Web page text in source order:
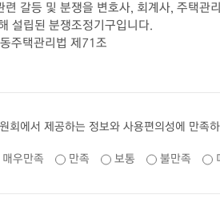
련 갈등 및 분쟁을 변호사, 회계사, 주택
설립된 분쟁조정기구입니다.
주택관리법 제71조
회에서 제공하는 정보와 사용편의성에 만족
매우만족 만족 보통 불만족